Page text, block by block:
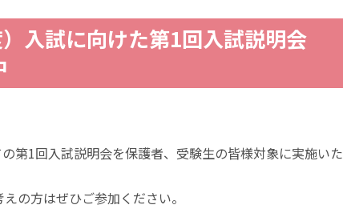
入試に向けた第1回入試説明会
第1回入試説明会を保護者、受験生の皆様対象に実施いた
の方はぜひご参加ください。